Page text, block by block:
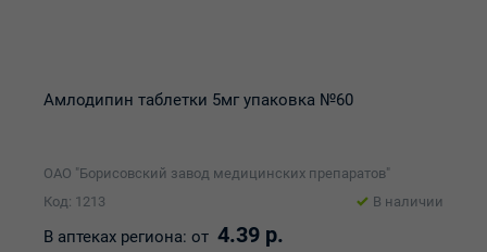
Амлодипин таблетки 5мг упаковка №60
ОАО "Борисовский завод медицинских препаратов"
Код: 1213
В наличии
В аптеках региона: от 4.39 р.